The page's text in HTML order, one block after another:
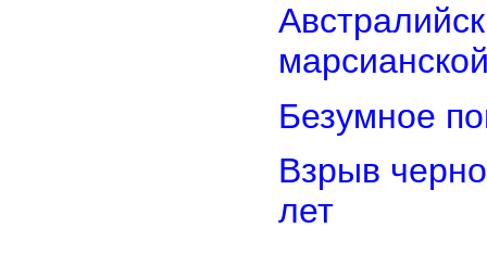
Безумное
Взрыв
лет